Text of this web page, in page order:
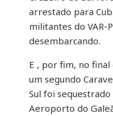
arrestado para
militantes do VAR-
desembarcando.
E , por fim, no
um segundo
Sul foi
Aeroporto do